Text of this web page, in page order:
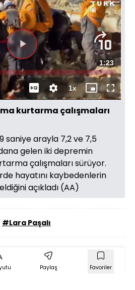
Videoyu
Oynat
Toplam
Süre
1:23
1xOynatma
Hızı
Mini
oynatıcı
Tam
Ekran
kurtarma çalışmaları
saniye arayla 7,2 ve 7,5
gelen iki depremin
çalışmaları sürüyor.
hayatını kaybedenlerin
açıkladı (AA)
#Lara Paşalı
Paylaş Favoriler